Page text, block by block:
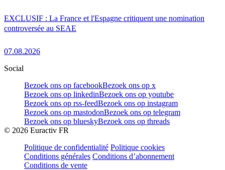
EXCLUSIF : La France et l'Espagne critiquent une nomination
controversée au SEAE
07.08.2026
Social
Bezoek ons op facebookBezoek ons op x
Bezoek ons op linkedinBezoek ons op youtube
Bezoek ons op rss-feedBezoek ons op instagram
Bezoek ons op mastodonBezoek ons op telegram
Bezoek ons op blueskyBezoek ons op threads
© 2026 Euractiv FR
Politique de confidentialité Politique cookies
Conditions générales Conditions d’abonnement
Conditions de vente